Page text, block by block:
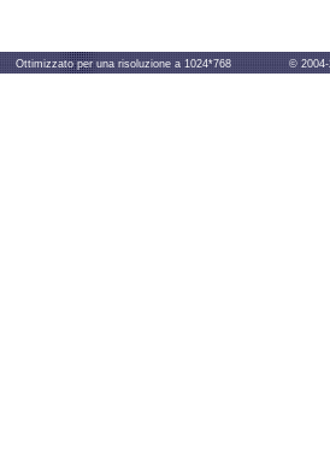
Ottimizzato per una risoluzione a 1024*768 © 2004-